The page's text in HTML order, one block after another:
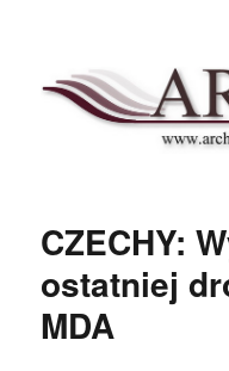
Archnet
CZECHY:
ostatniej
MDA